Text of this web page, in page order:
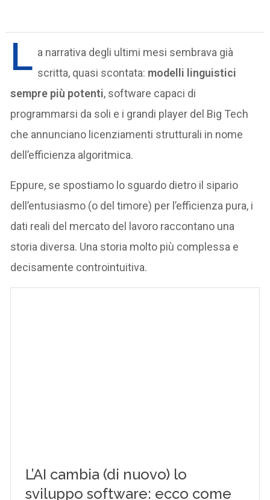
L a narrativa degli ultimi mesi sembrava già
scritta, quasi scontata: modelli linguistici
sempre più potenti, software capaci di
programmarsi da soli e i grandi player del Big Tech
che annunciano licenziamenti strutturali in nome
dell’efficienza algoritmica.
Eppure, se spostiamo lo sguardo dietro il sipario
dell’entusiasmo (o del timore) per l’efficienza pura, i
dati reali del mercato del lavoro raccontano una
storia diversa. Una storia molto più complessa e
decisamente controintuitiva.